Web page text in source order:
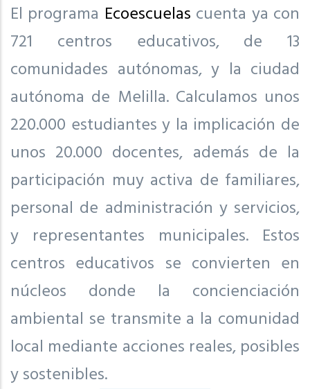
El programa Ecoescuelas cuenta ya con
721 centros educativos, de 13
comunidades autónomas, y la ciudad
autónoma de Melilla. Calculamos unos
220.000 estudiantes y la implicación de
unos 20.000 docentes, además de la
participación muy activa de familiares,
personal de administración y servicios,
y representantes municipales. Estos
centros educativos se convierten en
núcleos donde la concienciación
ambiental se transmite a la comunidad
local mediante acciones reales, posibles
y sostenibles.